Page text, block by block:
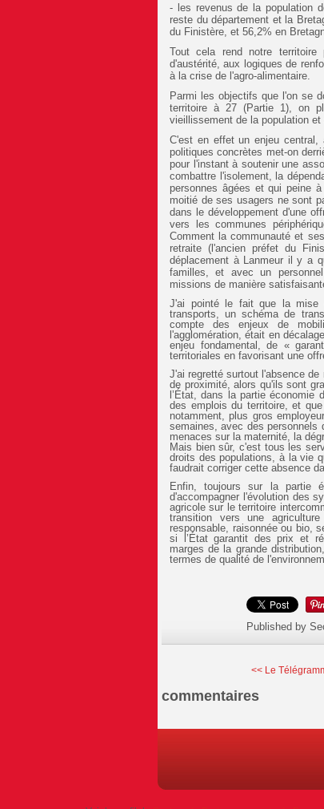
- les revenus de la population
reste du département et la
du Finistère, et 56,2% en
Tout cela rend notre
d'austérité, aux logiques de
à la crise de l'agro-alimentaire.
Parmi les objectifs que l'on se
territoire à 27 (Partie 1), on
vieillissement de la population et
C'est en effet un enjeu
politiques concrètes met-on
pour l'instant à soutenir une
combattre l'isolement, la
personnes âgées et qui peine
moitié de ses usagers ne sont
dans le développement d'une
vers les communes
Comment la communauté et
retraite (l'ancien préfet du
déplacement à Lanmeur il y a
familles, et avec un
missions de manière
J'ai pointé le fait que la mise
transports, un schéma de
compte des enjeux de
l'agglomération, était en
enjeu fondamental, de «
territoriales en favorisant une
J'ai regretté surtout l'absence
de proximité, alors qu'ils sont
l’État, dans la partie économie
des emplois du territoire, et
notamment, plus gros
semaines, avec des
menaces sur la maternité, la
Mais bien sûr, c'est tous les
droits des populations, à la vie
faudrait corriger cette absence
Enfin, toujours sur la partie
d'accompagner l'évolution des
agricole sur le territoire
transition vers une
responsable, raisonnée ou bio,
si l’État garantit des prix et
marges de la grande
termes de qualité de
Published by
<< Le
commentaires